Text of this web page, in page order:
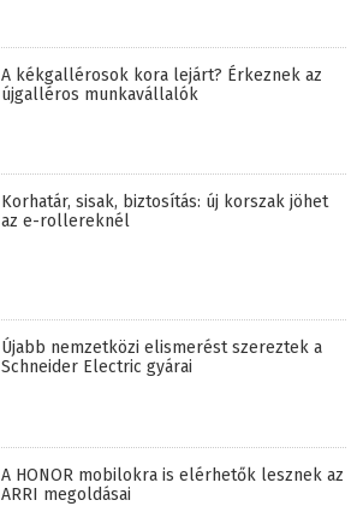
A kékgallérosok kora lejárt? Érkeznek az
újgalléros munkavállalók
Korhatár, sisak, biztosítás: új korszak jöhet
az e-rollereknél
Újabb nemzetközi elismerést szereztek a
Schneider Electric gyárai
A HONOR mobilokra is elérhetők lesznek az
ARRI megoldásai